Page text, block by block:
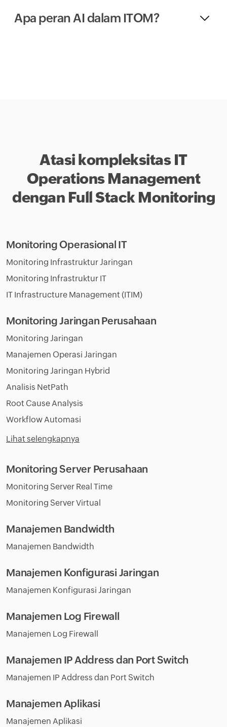
Apa peran AI dalam ITOM?
Atasi kompleksitas IT
Operations Management
dengan Full Stack Monitoring
Monitoring Operasional IT
Monitoring Infrastruktur Jaringan
Monitoring Infrastruktur IT
IT Infrastructure Management (ITIM)
Monitoring Jaringan Perusahaan
Monitoring Jaringan
Manajemen Operasi Jaringan
Monitoring Jaringan Hybrid
Analisis NetPath
Root Cause Analysis
Workflow Automasi
Lihat selengkapnya
Monitoring Server Perusahaan
Monitoring Server Real Time
Monitoring Server Virtual
Manajemen Bandwidth
Manajemen Bandwidth
Manajemen Konfigurasi Jaringan
Manajemen Konfigurasi Jaringan
Manajemen Log Firewall
Manajemen Log Firewall
Manajemen IP Address dan Port Switch
Manajemen IP Address dan Port Switch
Manajemen Aplikasi
Manajemen Aplikasi